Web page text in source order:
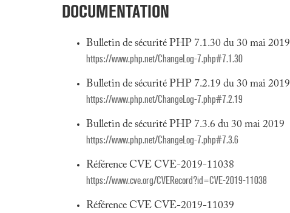
DOCUMENTATION
Bulletin de sécurité PHP 7.1.30 du 30 mai 2019
https://www.php.net/ChangeLog-7.php#7.1.30
Bulletin de sécurité PHP 7.2.19 du 30 mai 2019
https://www.php.net/ChangeLog-7.php#7.2.19
Bulletin de sécurité PHP 7.3.6 du 30 mai 2019
https://www.php.net/ChangeLog-7.php#7.3.6
Référence CVE CVE-2019-11038
https://www.cve.org/CVERecord?id=CVE-2019-11038
Référence CVE CVE-2019-11039